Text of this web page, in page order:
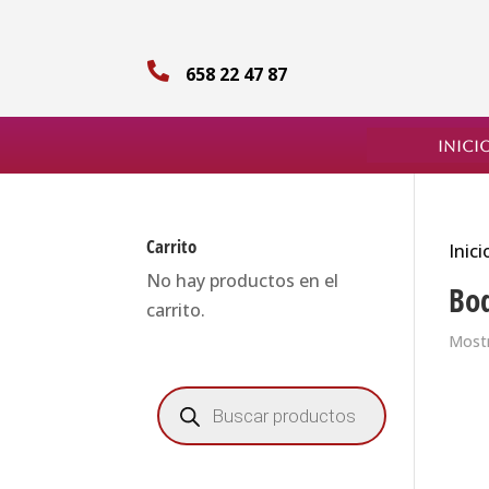
 658 22 47 87
Carrito
No hay productos en el
carrito.
Búsqueda
de
productos